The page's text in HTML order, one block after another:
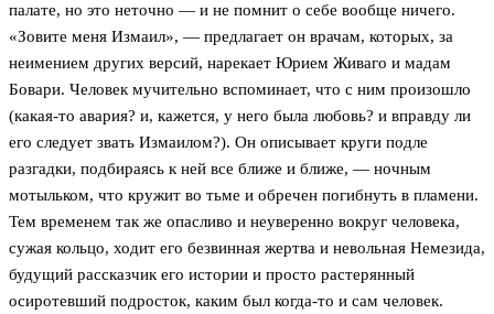
палате, но это неточно — и не помнит о себе вообще ничего.
«Зовите меня Измаил», — предлагает он врачам, которых, за
неимением других версий, нарекает Юрием Живаго и мадам
Бовари. Человек мучительно вспоминает, что с ним произошло
(какая-то авария? и, кажется, у него была любовь? и вправду ли
его следует звать Измаилом?). Он описывает круги подле
разгадки, подбираясь к ней все ближе и ближе, — ночным
мотыльком, что кружит во тьме и обречен погибнуть в пламени.
Тем временем так же опасливо и неуверенно вокруг человека,
сужая кольцо, ходит его безвинная жертва и невольная Немезида,
будущий рассказчик его истории и просто растерянный
осиротевший подросток, каким был когда-то и сам человек.